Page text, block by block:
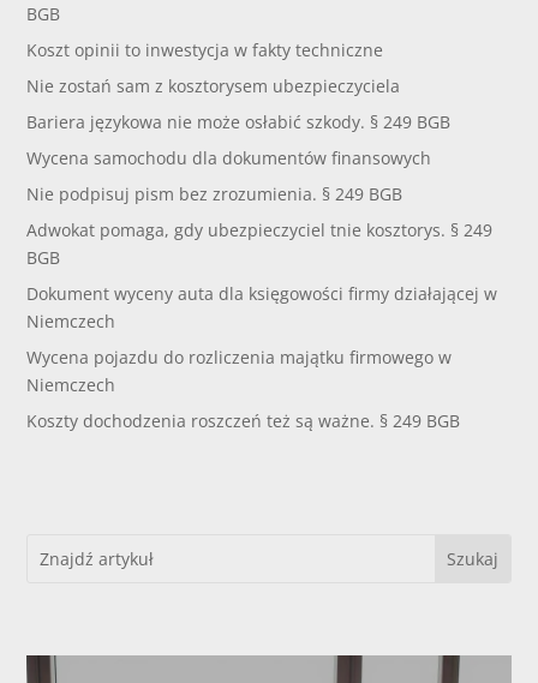
BGB
Koszt opinii to inwestycja w fakty techniczne
Nie zostań sam z kosztorysem ubezpieczyciela
Bariera językowa nie może osłabić szkody. § 249 BGB
Wycena samochodu dla dokumentów finansowych
Nie podpisuj pism bez zrozumienia. § 249 BGB
Adwokat pomaga, gdy ubezpieczyciel tnie kosztorys. § 249
BGB
Dokument wyceny auta dla księgowości firmy działającej w
Niemczech
Wycena pojazdu do rozliczenia majątku firmowego w
Niemczech
Koszty dochodzenia roszczeń też są ważne. § 249 BGB